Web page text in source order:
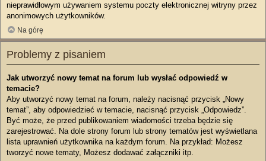
nieprawidłowym używaniem systemu poczty elektronicznej witryny przez
anonimowych użytkowników.
Na górę
Problemy z pisaniem
Jak utworzyć nowy temat na forum lub wysłać odpowiedź w
temacie?
Aby utworzyć nowy temat na forum, należy nacisnąć przycisk „Nowy
temat”, aby odpowiedzieć w temacie, nacisnąć przycisk „Odpowiedz”.
Być może, że przed publikowaniem wiadomości trzeba będzie się
zarejestrować. Na dole strony forum lub strony tematów jest wyświetlana
lista uprawnień użytkownika na każdym forum. Na przykład: Możesz
tworzyć nowe tematy, Możesz dodawać załączniki itp.